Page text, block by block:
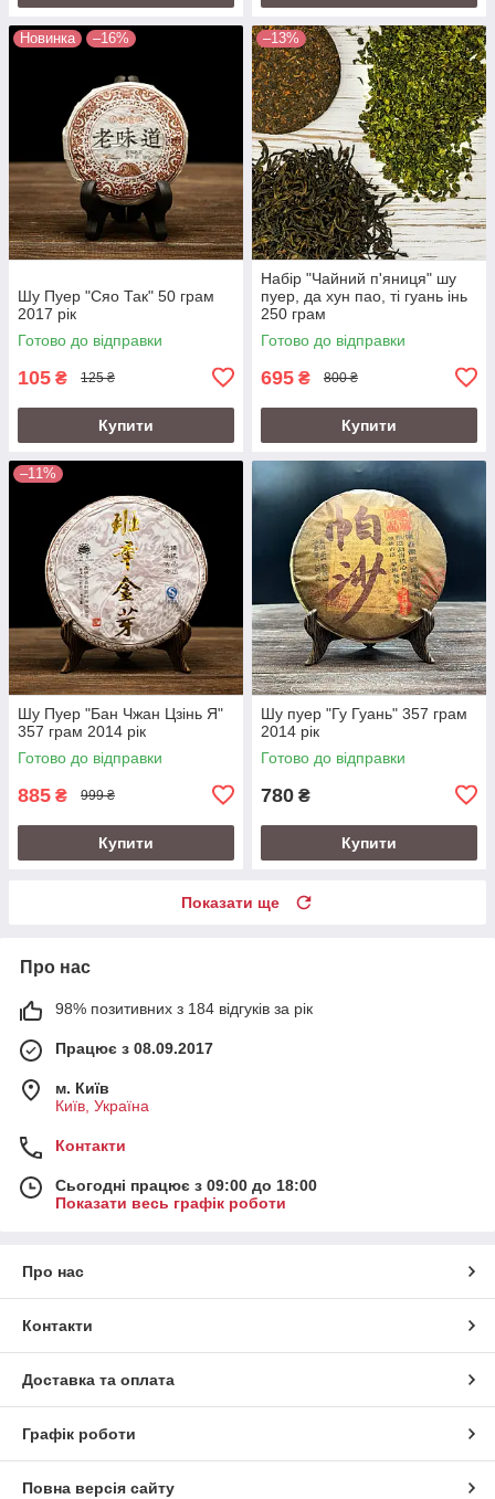
Новинка –16%
Шу Пуер "Сяо Так" 50 грам
2017 рік
Готово до відправки
105 ₴ 125 ₴
Купити
–13%
Набір "Чайний п'яниця" шу
пуер, да хун пао, ті гуань інь
250 грам
Готово до відправки
695 ₴ 800 ₴
Купити
–11%
Шу Пуер "Бан Чжан Цзінь Я"
357 грам 2014 рік
Готово до відправки
885 ₴ 999 ₴
Купити
Шу пуер "Гу Гуань" 357 грам
2014 рік
Готово до відправки
780 ₴
Купити
Показати ще
Про нас
98% позитивних з 184 відгуків за рік
Працює з 08.09.2017
м. Київ
Київ, Україна
Контакти
Сьогодні працює з 09:00 до 18:00
Показати весь графік роботи
Про нас
Контакти
Доставка та оплата
Графік роботи
Повна версія сайту